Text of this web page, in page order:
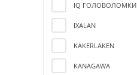
IQ ГОЛОВОЛОМКИ
IXALAN
KAKERLAKEN
KANAGAWA